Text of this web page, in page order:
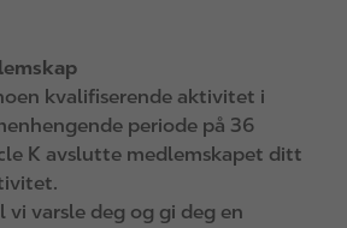
kvalifiserende aktivitet i
periode på 36
K avslutte medlemskapet ditt
vi varsle deg og gi deg en